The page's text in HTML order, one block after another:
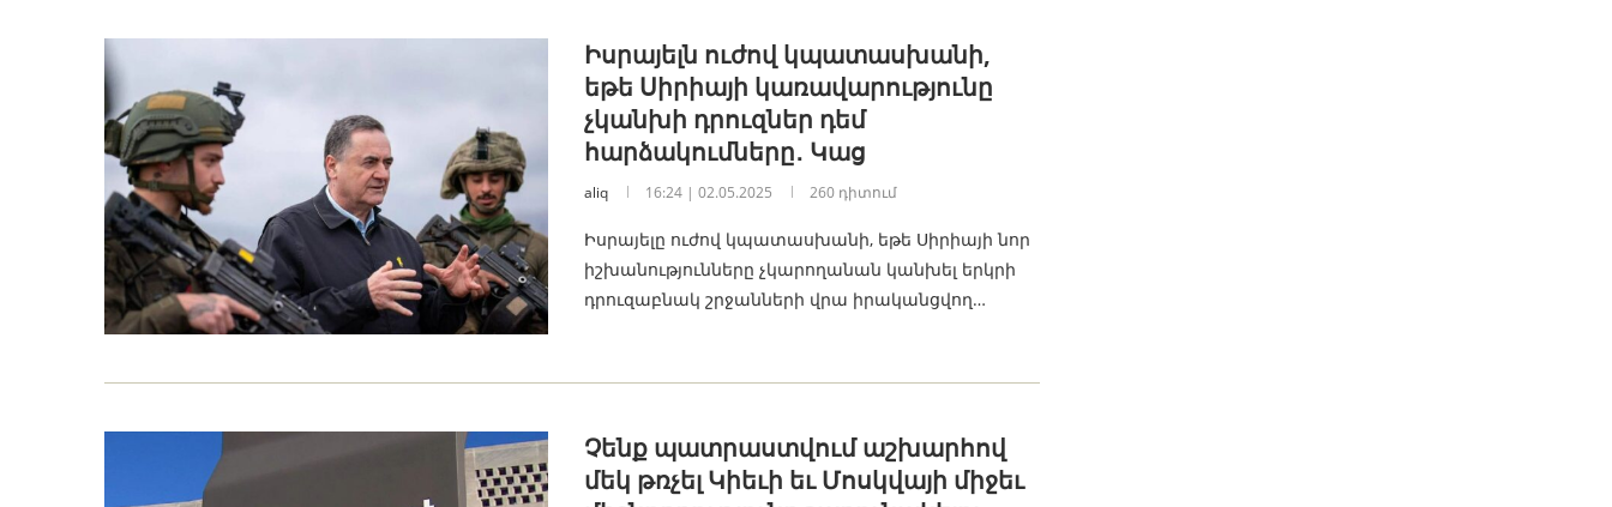
Իսրայելն ուժով կպատասխանի,
եթե Սիրիայի կառավարությունը
չկանխի դրուզներ դեմ
հարձակումները․ Կաց
aliq 16:24 | 02.05.2025 260 դիտում
Իսրայելը ուժով կպատասխանի, եթե Սիրիայի նոր
իշխանությունները չկարողանան կանխել երկրի
դրուզաբնակ շրջանների վրա իրականցվող…
Չենք պատրաստվում աշխարհով
մեկ թռչել Կիեւի եւ Մոսկվայի միջեւ